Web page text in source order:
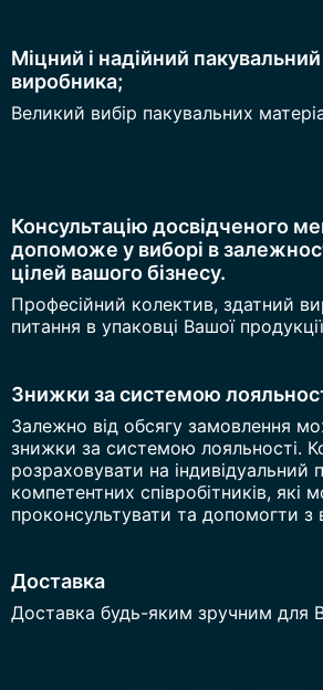
Міцний і надійний
виробника;
Великий вибір пакувальних
Консультацію досвідченого
допоможе у виборі в
цілей вашого бізнесу.
Професійний колектив, здатний
питання в упаковці Вашої
Знижки за системою
Залежно від обсягу замовлення
знижки за системою лояльності.
розраховувати на індивідуальний
компетентних співробітників, які
проконсультувати та допомогти
Доставка
Доставка будь-яким зручним для